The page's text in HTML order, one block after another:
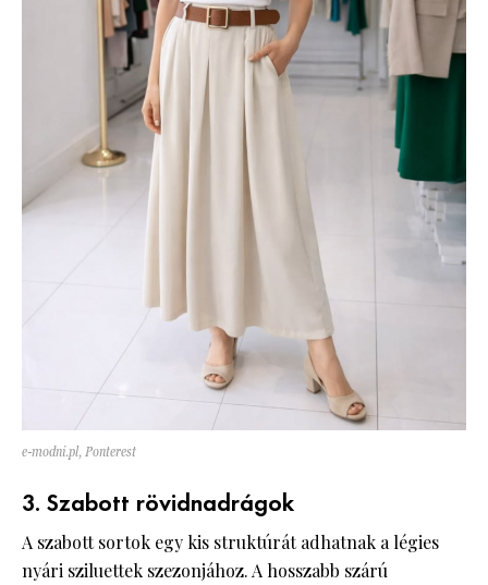
e-modni.pl, Ponterest
3. Szabott rövidnadrágok
A szabott sortok egy kis struktúrát adhatnak a légies
nyári sziluettek szezonjához. A hosszabb szárú